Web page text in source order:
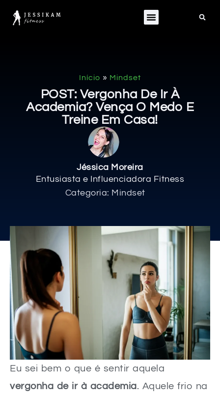
Início » Mindset
POST: Vergonha De Ir À
Academia? Vença O Medo E
Treine Em Casa!
Jéssica Moreira
Entusiasta e Influenciadora Fitness
Categoria: Mindset
Eu sei bem o que é sentir aquela
vergonha de ir à academia. Aquele frio na